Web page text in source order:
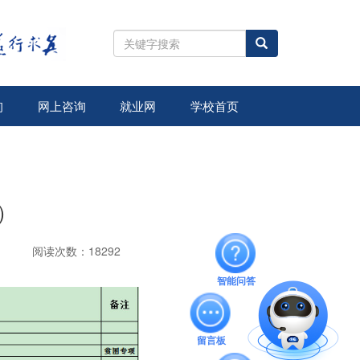
全
站
索
网上咨询 就业网 学校首页
阅读次数：18292
智能问答
留言板